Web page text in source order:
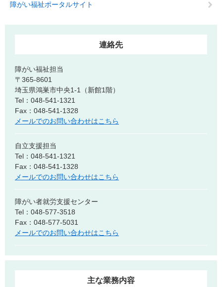
障がい福祉ポータルサイト
連絡先
障がい福祉担当
〒365-8601
埼玉県鴻巣市中央1-1（新館1階）
Tel：048-541-1321
Fax：048-541-1328
メールでのお問い合わせはこちら
自立支援担当
Tel：048-541-1321
Fax：048-541-1328
メールでのお問い合わせはこちら
障がい者就労支援センター
Tel：048-577-3518
Fax：048-577-5031
メールでのお問い合わせはこちら
主な業務内容